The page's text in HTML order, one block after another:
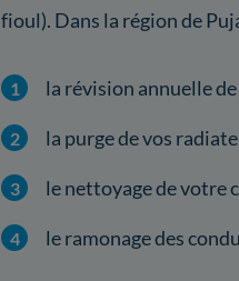
fioul). Dans la région de
la révision annuelle
la purge de vos
le nettoyage de votre
le ramonage des